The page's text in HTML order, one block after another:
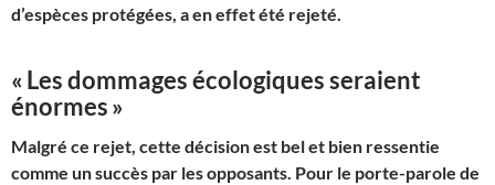
d’espèces protégées, a en effet été rejeté.
« Les dommages écologiques seraient
énormes»
Malgré ce rejet, cette décision est bel et bien ressentie
comme un succès par les opposants. Pour le porte-parole de